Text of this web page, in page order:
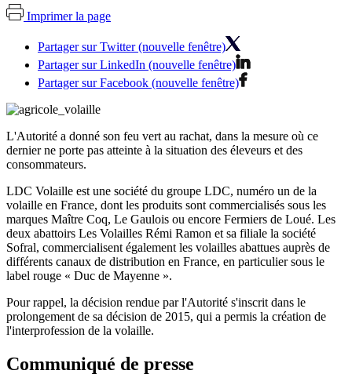
Imprimer la page
Partager sur Twitter (nouvelle fenêtre)
Partager sur LinkedIn (nouvelle fenêtre)
Partager sur Facebook (nouvelle fenêtre)
L'Autorité a donné son feu vert au rachat, dans la mesure où ce
dernier ne porte pas atteinte à la situation des éleveurs et des
consommateurs.​
LDC Volaille est une société du groupe LDC, numéro un de la
volaille en France, dont les produits sont commercialisés sous les
marques Maître Coq, Le Gaulois ou encore Fermiers de Loué. Les
deux abattoirs Les Volailles Rémi Ramon et sa filiale la société
Sofral, commercialisent également les volailles abattues auprès de
différents canaux de distribution en France, en particulier sous le
label rouge « Duc de Mayenne ».
Pour rappel, la décision rendue par l'Autorité s'inscrit dans le
prolongement de sa décision de 2015, qui a permis la création de
l'interprofession de la volaille.
Communiqué de presse